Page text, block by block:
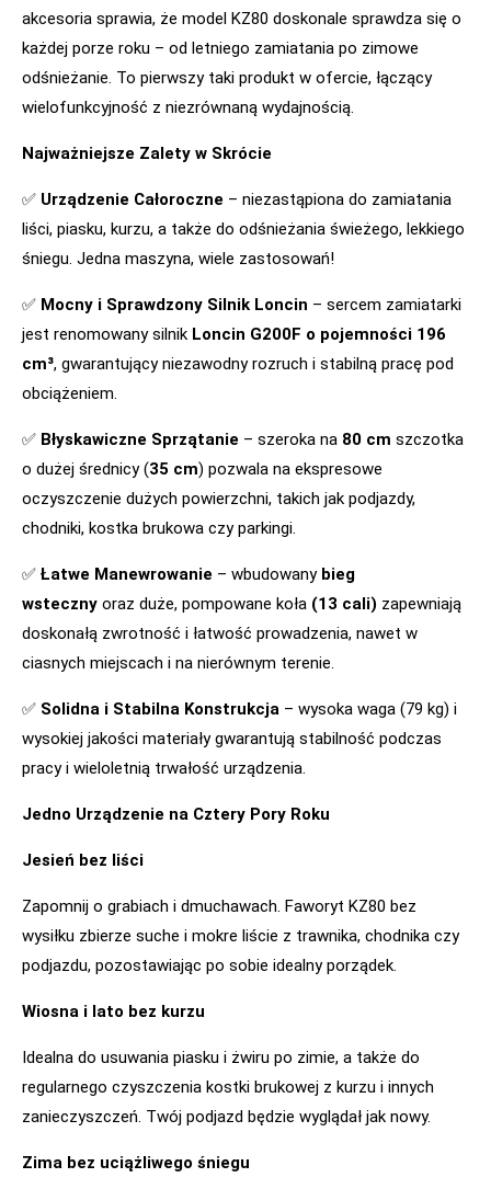
akcesoria sprawia, że model KZ80 doskonale sprawdza się o
każdej porze roku – od letniego zamiatania po zimowe
odśnieżanie. To pierwszy taki produkt w ofercie, łączący
wielofunkcyjność z niezrównaną wydajnością.
Najważniejsze Zalety w Skrócie
✅ Urządzenie Całoroczne – niezastąpiona do zamiatania
liści, piasku, kurzu, a także do odśnieżania świeżego, lekkiego
śniegu. Jedna maszyna, wiele zastosowań!
✅ Mocny i Sprawdzony Silnik Loncin – sercem zamiatarki
jest renomowany silnik Loncin G200F o pojemności 196
cm³, gwarantujący niezawodny rozruch i stabilną pracę pod
obciążeniem.
✅ Błyskawiczne Sprzątanie – szeroka na 80 cm szczotka
o dużej średnicy (35 cm) pozwala na ekspresowe
oczyszczenie dużych powierzchni, takich jak podjazdy,
chodniki, kostka brukowa czy parkingi.
✅ Łatwe Manewrowanie – wbudowany bieg
wsteczny oraz duże, pompowane koła (13 cali) zapewniają
doskonałą zwrotność i łatwość prowadzenia, nawet w
ciasnych miejscach i na nierównym terenie.
✅ Solidna i Stabilna Konstrukcja – wysoka waga (79 kg) i
wysokiej jakości materiały gwarantują stabilność podczas
pracy i wieloletnią trwałość urządzenia.
Jedno Urządzenie na Cztery Pory Roku
Jesień bez liści
Zapomnij o grabiach i dmuchawach. Faworyt KZ80 bez
wysiłku zbierze suche i mokre liście z trawnika, chodnika czy
podjazdu, pozostawiając po sobie idealny porządek.
Wiosna i lato bez kurzu
Idealna do usuwania piasku i żwiru po zimie, a także do
regularnego czyszczenia kostki brukowej z kurzu i innych
zanieczyszczeń. Twój podjazd będzie wyglądał jak nowy.
Zima bez uciążliwego śniegu